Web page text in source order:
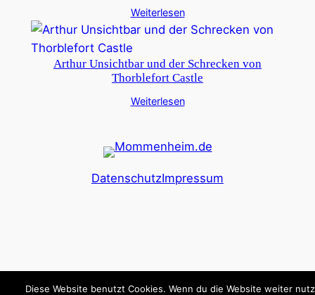
Weiterlesen
Arthur Unsichtbar und der Schrecken von
Thorblefort Castle
Weiterlesen
DatenschutzImpressum
Diese Website benutzt Cookies. Wenn du die Website weiter